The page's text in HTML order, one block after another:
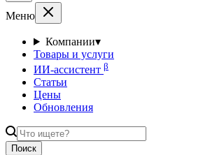
Меню
Компании▾
Товары и услуги
ИИ-ассистент β
Статьи
Цены
Обновления
Поиск